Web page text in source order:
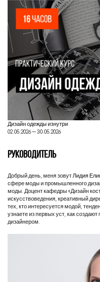
Дизайн одежды изнутри
02.05.2026 — 30.05.2026
РУКОВОДИТЕЛЬ
Добрый день, меня зовутЛидия
сфере моды и промышленного
моды. Доцент кафедры «Дизайн
искусствоведения, креативный
тех, кто интересуется модой,
узнаете из первых уст, как
дизайнером.